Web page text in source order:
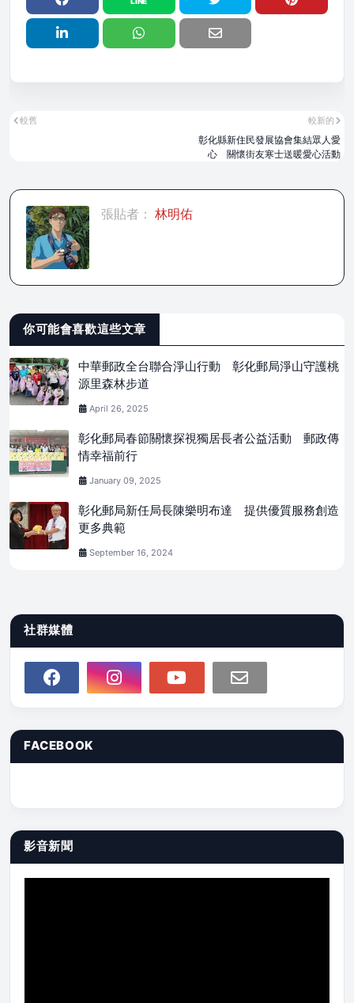
較新的
彰化縣新住民發展協會集結眾人愛
心 關懷街友寒士送暖愛心活動
較舊
張貼者： 林明佑
你可能會喜歡這些文章
中華郵政全台聯合淨山行動 彰化郵局淨山守護桃
源里森林步道
April 26, 2025
彰化郵局春節關懷探視獨居長者公益活動 郵政傳
情幸福前行
January 09, 2025
彰化郵局新任局長陳樂明布達 提供優質服務創造
更多典範
September 16, 2024
社群媒體
FACEBOOK
影音新聞